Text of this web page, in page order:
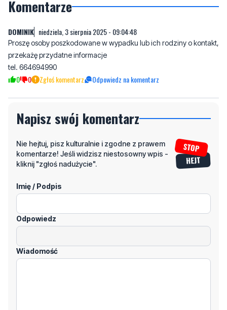
Proszę osoby poszkodowane w wypadku lub ich rodziny o kontakt,
tel. 664694990
0 0 Zgłoś komentarz Odpowiedz na komentarz
Napisz swój komentarz
komentarze! Jeśli widzisz niestosowny wpis -
kliknij "zgłoś nadużycie".
Imię / Podpis
Odpowiedz
Wiadomość